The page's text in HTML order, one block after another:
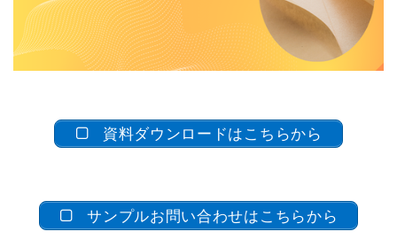
資料ダウンロードはこちらから
サンプルお問い合わせはこちらから